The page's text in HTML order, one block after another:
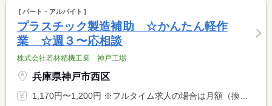
パート・アルバイト
プラスチック製造補助 ☆かんたん軽作
業 ☆週３〜応相談
株式会社若林精機工業 神戸工場
兵庫県神戸市西区
1,170円〜1,200円 ※フルタイム求人の場合は月額（換算額）、パート求人の場合は時間額を表示しています。